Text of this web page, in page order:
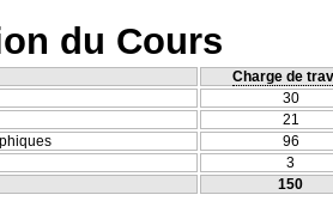
du Cours
Charge de
30
21
96
3
150